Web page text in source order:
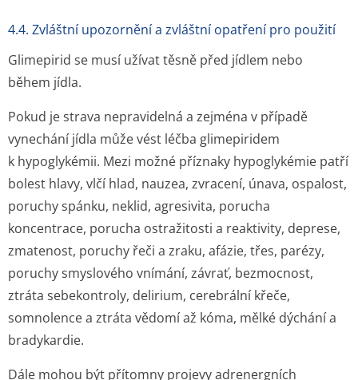
4.4. Zvláštní upozornění a zvláštní opatření pro použití
Glimepirid se musí užívat těsně před jídlem nebo
během jídla.
Pokud je strava nepravidelná a zejména v případě
vynechání jídla může vést léčba glimepiridem
k hypoglykémii. Mezi možné příznaky hypoglykémie patří
bolest hlavy, vlčí hlad, nauzea, zvracení, únava, ospalost,
poruchy spánku, neklid, agresivita, porucha
koncentrace, porucha ostražitosti a reaktivity, deprese,
zmatenost, poruchy řeči a zraku, afázie, třes, parézy,
poruchy smyslového vnímání, závrať, bezmocnost,
ztráta sebekontroly, delirium, cerebrální křeče,
somnolence a ztráta vědomí až kóma, mělké dýchání a
bradykardie.
Dále mohou být přítomny projevy adrenergních